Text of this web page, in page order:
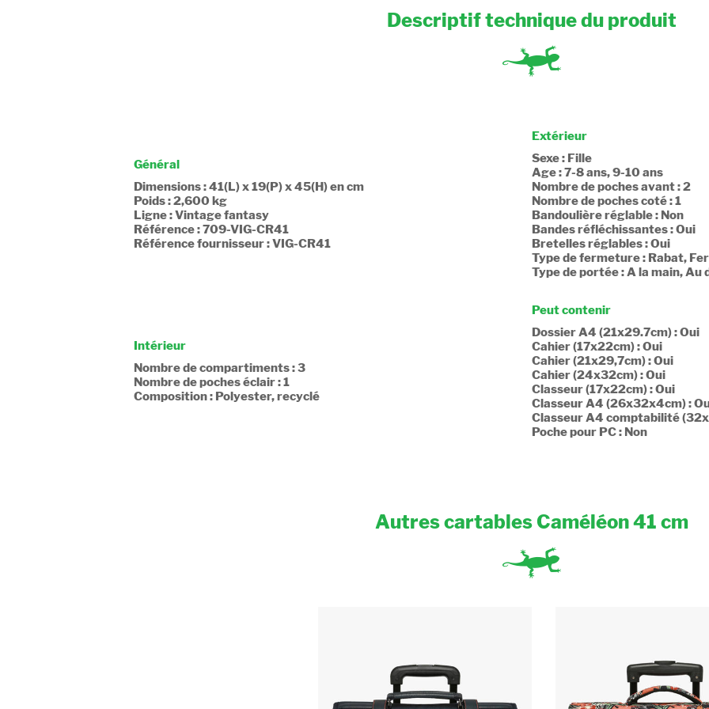
Descriptif technique du produit
Général
Dimensions : 41(L) x 19(P) x 45(H) en cm
Poids : 2,600 kg
Ligne : Vintage fantasy
Référence : 709-VIG-CR41
Référence fournisseur : VIG-CR41
Extérieur
Sexe : Fille
Age : 7-8 ans, 9-10 ans
Nombre de poches avant : 2
Nombre de poches coté : 1
Bandoulière réglable : Non
Bandes réfléchissantes : Oui
Bretelles réglables : Oui
Type de fermeture : Rabat,
Type de portée : A la main, Au
Intérieur
Nombre de compartiments : 3
Nombre de poches éclair : 1
Composition : Polyester, recyclé
Peut contenir
Dossier A4 (21x29.7cm) : Oui
Cahier (17x22cm) : Oui
Cahier (21x29,7cm) : Oui
Cahier (24x32cm) : Oui
Classeur (17x22cm) : Oui
Classeur A4 (26x32x4cm) :
Classeur A4 comptabilité
Poche pour PC : Non
Autres cartables Caméléon 41 cm